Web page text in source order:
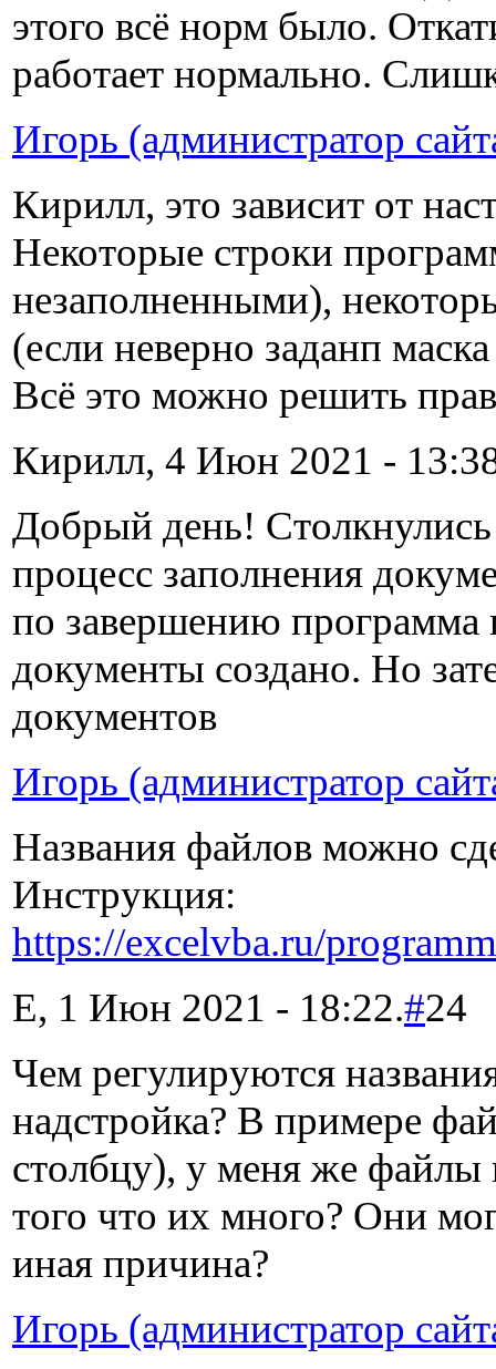
этого всё норм было.
работает нормально.
Игорь (администратор
Кирилл, это зависит от
Некоторые строки
незаполненными),
(если неверно заданп
Всё это можно решить
Кирилл, 4 Июн 2021 -
Добрый день!
процесс заполнения
по завершению программа
документы создано. Но
документов
Игорь (администратор
Названия файлов можно
Инструкция:
https://excelvba.ru/
E, 1 Июн 2021 - 18:22.#24
Чем регулируются
надстройка? В примере
столбцу), у меня же файлы
того что их много? Они
иная причина?
Игорь (администратор